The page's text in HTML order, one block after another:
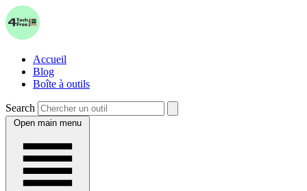
Accueil
Blog
Boîte à outils
Search
Open main menu